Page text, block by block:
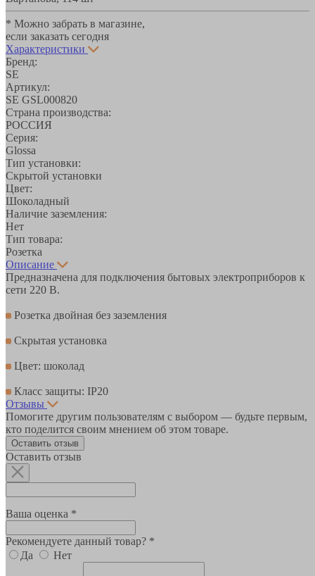
* Можно забрать в магазине,
если заказать сегодня
Характеристики
Бренд:
SE
Артикул:
SE GSL000820
Страна производства:
РОССИЯ
Серия:
Glossa
Тип установки:
Скрытой установки
Цвет:
Шоколадный
Наличие заземления:
Нет
Тип товара:
Розетка
Описание
Предназначена для подключения бытовых электроприборов к
сети 220 В.
Розетка двойная без заземления
Скрытая установка
Цвет: шоколад
Класс защиты: IP20
Отзывы
Помогите другим пользователям с выбором — будьте первым,
кто поделится своим мнением об этом товаре.
Оставить отзыв
Оставить отзыв
Ваша оценка *
Рекомендуете данный товар? *
Да
Нет